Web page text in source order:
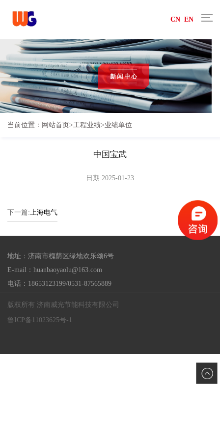
CN EN
当前位置： 网站首页>工程业绩>业绩单位
中国宝武
日期:2025-01-23
下一篇: 上海电气
地址：济南市槐荫区绿地欢乐颂6号
E-mail：huanbaoyaolu@163.com
电话：18653123199/0531-87565889
版权所有 济南威光节能科技有限公司
鲁ICP备11023625号-1